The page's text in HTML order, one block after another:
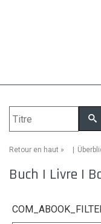
Retour en haut »
Buch | Livre |